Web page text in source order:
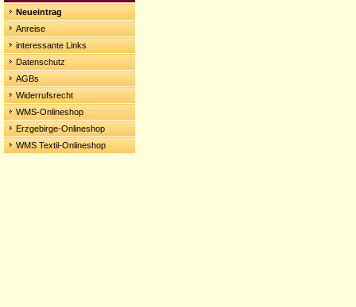
Neueintrag
Anreise
interessante Links
Datenschutz
AGBs
Widerrufsrecht
WMS-Onlineshop
Erzgebirge-Onlineshop
WMS Textil-Onlineshop